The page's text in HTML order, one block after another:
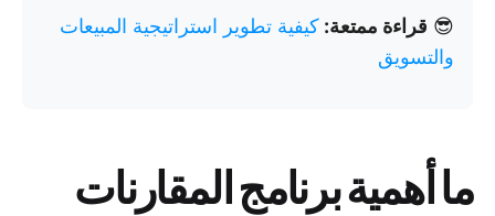
😎 قراءة ممتعة: كيفية تطوير استراتيجية المبيعات
والتسويق
ما أهمية برنامج المقارنات